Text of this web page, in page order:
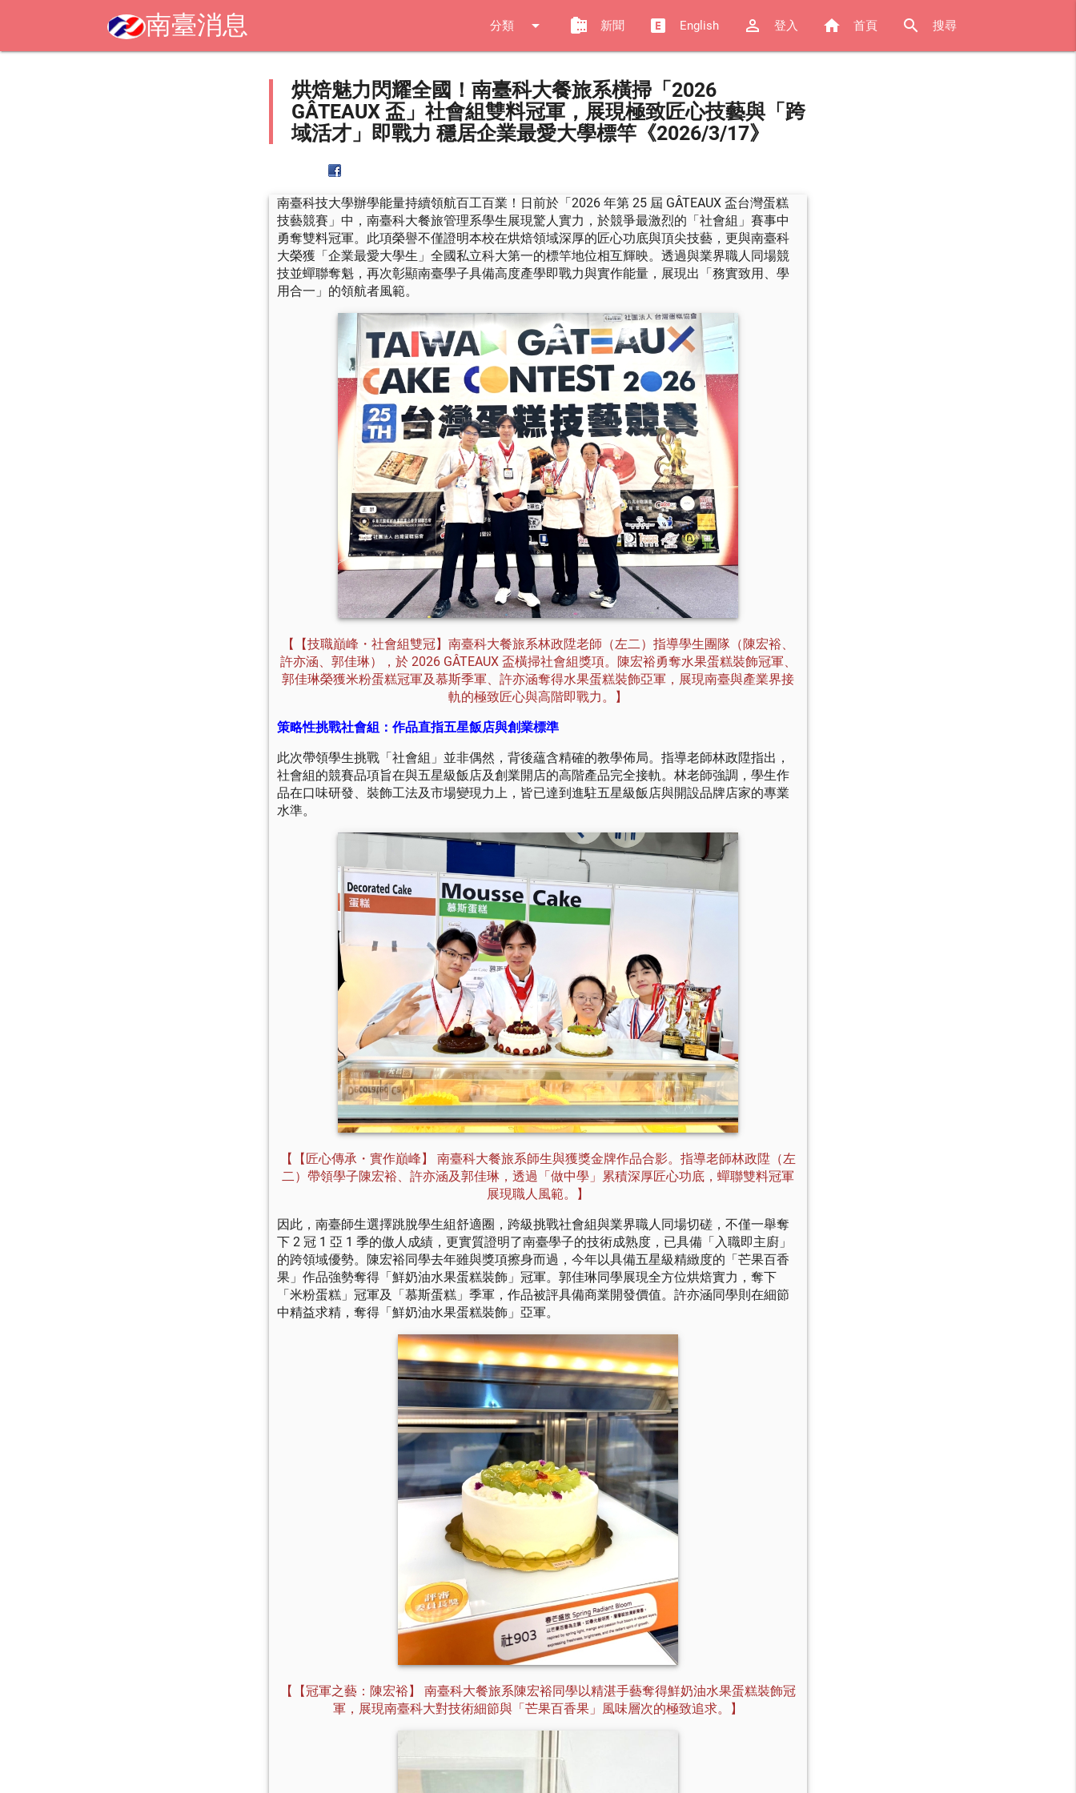
南臺消息 分類 arrow_drop_down 新聞
camera_roll English
explicit 登入
perm_identity 首頁
home 搜尋
search
烘焙魅力閃耀全國！南臺科大餐旅系橫掃「2026
GÂTEAUX 盃」社會組雙料冠軍，展現極致匠心技藝與「跨
域活才」即戰力 穩居企業最愛大學標竿《2026/3/17》
南臺科技大學辦學能量持續領航百工百業！日前於「2026 年第 25 屆 GÂTEAUX 盃台灣蛋糕
技藝競賽」中，南臺科大餐旅管理系學生展現驚人實力，於競爭最激烈的「社會組」賽事中
勇奪雙料冠軍。此項榮譽不僅證明本校在烘焙領域深厚的匠心功底與頂尖技藝，更與南臺科
大榮獲「企業最愛大學生」全國私立科大第一的標竿地位相互輝映。透過與業界職人同場競
技並蟬聯奪魁，再次彰顯南臺學子具備高度產學即戰力與實作能量，展現出「務實致用、學
用合一」的領航者風範。
【【技職巔峰・社會組雙冠】南臺科大餐旅系林政陞老師（左二）指導學生團隊（陳宏裕、
許亦涵、郭佳琳），於 2026 GÂTEAUX 盃橫掃社會組獎項。陳宏裕勇奪水果蛋糕裝飾冠軍、
郭佳琳榮獲米粉蛋糕冠軍及慕斯季軍、許亦涵奪得水果蛋糕裝飾亞軍，展現南臺與產業界接
軌的極致匠心與高階即戰力。】
策略性挑戰社會組：作品直指五星飯店與創業標準
此次帶領學生挑戰「社會組」並非偶然，背後蘊含精確的教學佈局。指導老師林政陞指出，
社會組的競賽品項旨在與五星級飯店及創業開店的高階產品完全接軌。林老師強調，學生作
品在口味研發、裝飾工法及市場變現力上，皆已達到進駐五星級飯店與開設品牌店家的專業
水準。
【【匠心傳承・實作巔峰】 南臺科大餐旅系師生與獲獎金牌作品合影。指導老師林政陞（左
二）帶領學子陳宏裕、許亦涵及郭佳琳，透過「做中學」累積深厚匠心功底，蟬聯雙料冠軍
展現職人風範。】
因此，南臺師生選擇跳脫學生組舒適圈，跨級挑戰社會組與業界職人同場切磋，不僅一舉奪
下 2 冠 1 亞 1 季的傲人成績，更實質證明了南臺學子的技術成熟度，已具備「入職即主廚」
的跨領域優勢。陳宏裕同學去年雖與獎項擦身而過，今年以具備五星級精緻度的「芒果百香
果」作品強勢奪得「鮮奶油水果蛋糕裝飾」冠軍。郭佳琳同學展現全方位烘焙實力，奪下
「米粉蛋糕」冠軍及「慕斯蛋糕」季軍，作品被評具備商業開發價值。許亦涵同學則在細節
中精益求精，奪得「鮮奶油水果蛋糕裝飾」亞軍。
【【冠軍之藝：陳宏裕】 南臺科大餐旅系陳宏裕同學以精湛手藝奪得鮮奶油水果蛋糕裝飾冠
軍，展現南臺科大對技術細節與「芒果百香果」風味層次的極致追求。】